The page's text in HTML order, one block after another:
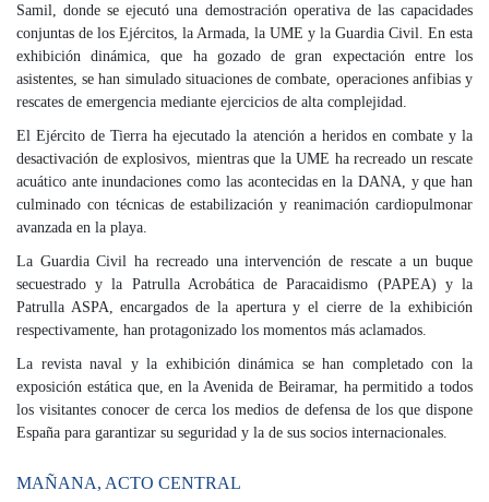
Samil, donde se ejecutó una demostración operativa de las capacidades
conjuntas de los Ejércitos, la Armada, la UME y la Guardia Civil. En esta
exhibición dinámica, que ha gozado de gran expectación entre los
asistentes, se han simulado situaciones de combate, operaciones anfibias y
rescates de emergencia mediante ejercicios de alta complejidad.
El Ejército de Tierra ha ejecutado la atención a heridos en combate y la
desactivación de explosivos, mientras que la UME ha recreado un rescate
acuático ante inundaciones como las acontecidas en la DANA, y que han
culminado con técnicas de estabilización y reanimación cardiopulmonar
avanzada en la playa.
La Guardia Civil ha recreado una intervención de rescate a un buque
secuestrado y la Patrulla Acrobática de Paracaidismo (PAPEA) y la
Patrulla ASPA, encargados de la apertura y el cierre de la exhibición
respectivamente, han protagonizado los momentos más aclamados.
La revista naval y la exhibición dinámica se han completado con la
exposición estática que, en la Avenida de Beiramar, ha permitido a todos
los visitantes conocer de cerca los medios de defensa de los que dispone
España para garantizar su seguridad y la de sus socios internacionales.
MAÑANA, ACTO CENTRAL